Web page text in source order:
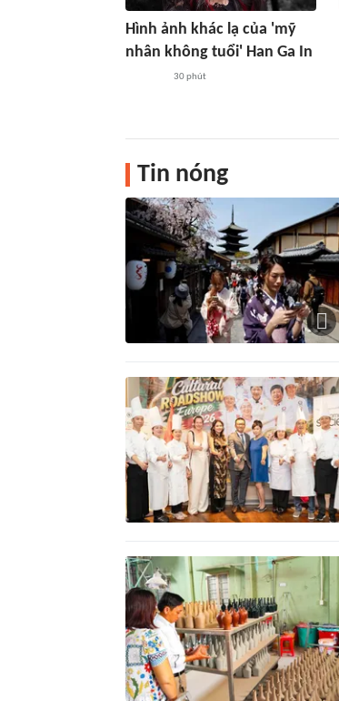
Hình ảnh khác lạ của 'mỹ
nhân không tuổi' Han Ga In
30 phút
Tin nóng